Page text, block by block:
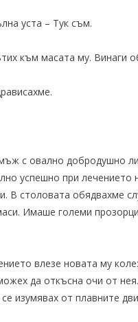
уста – Тук съм.
към масата му. Винаги
с овално добродушно
успешно при лечението
В столовата обядвахме
Имаше големи
влезе новата му
да откъсна очи от
изумявах от плавните